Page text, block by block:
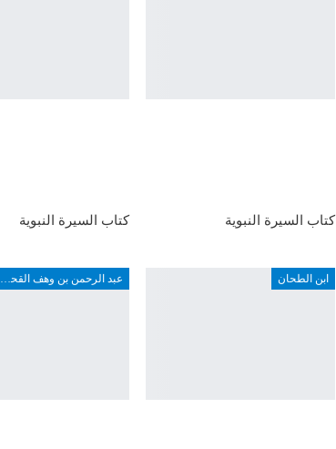
كتاب السيرة النبوية كتاب السيرة النبوية
ابن الطحان عبد الرحمن بن وهف القحطاني